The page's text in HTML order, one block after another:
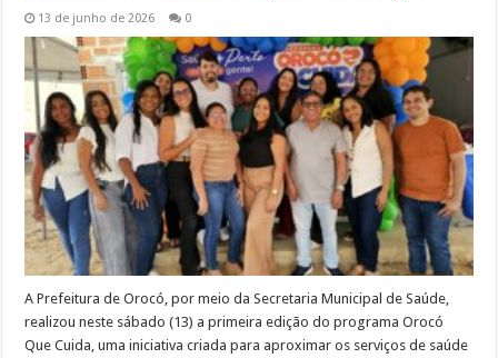
13 de junho de 2026 0
A Prefeitura de Orocó, por meio da Secretaria Municipal de Saúde,
realizou neste sábado (13) a primeira edição do programa Orocó
Que Cuida, uma iniciativa criada para aproximar os serviços de saúde